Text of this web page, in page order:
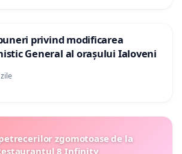
privind modificarea
General al orașului Ialoveni
zgomotoase de la
8 Infinity